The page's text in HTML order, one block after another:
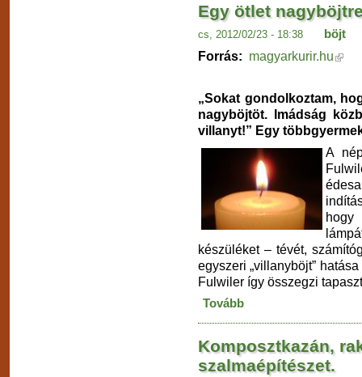
Egy ötlet
cs, 2012/02/23 - 18:38 böjt
Forrás: magyarkurir.hu
„Sokat gondolkoztam,
nagyböjtöt. Imádság
villanyt!” Egy
A
hogy
készüléket – tévét,
egyszeri „villanyböjt”
Fulwiler így összegzi
Tovább
Komposztkazán,
szalmaépítészet.